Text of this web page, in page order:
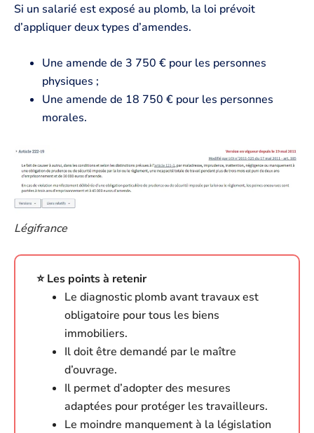
Si un salarié est exposé au plomb, la loi prévoit
d’appliquer deux types d’amendes.
Une amende de 3 750 € pour les personnes
physiques ;
Une amende de 18 750 € pour les personnes
morales.
Légifrance
⭐️ Les points à retenir
Le diagnostic plomb avant travaux est
obligatoire pour tous les biens
immobiliers.
Il doit être demandé par le maître
d’ouvrage.
Il permet d’adopter des mesures
adaptées pour protéger les travailleurs.
Le moindre manquement à la législation